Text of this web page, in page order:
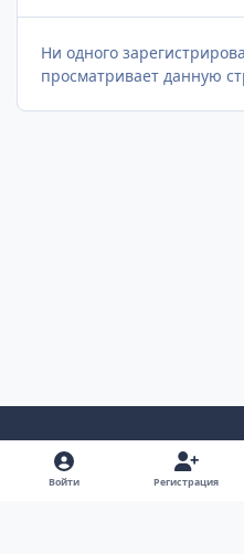
Ни одного
просматривает данную
Светлый Режим
Темный РежимНастройка Системы
Войти Регистрация